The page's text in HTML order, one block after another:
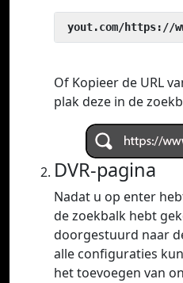
yout.com/https://
Of Kopieer de URL
plak deze in de
DVR-pagina
Nadat u op enter
de zoekbalk hebt
doorgestuurd naar
alle configuraties
het toevoegen van